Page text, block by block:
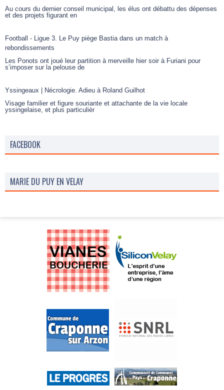
Au cours du dernier conseil municipal, les élus ont débattu des dépenses
et des projets figurant en
Football - Ligue 3. Le Puy piège Bastia dans un match à
rebondissements
Les Ponots ont joué leur partition à merveille hier soir à Furiani pour
s’imposer sur la pelouse de
Yssingeaux | Nécrologie. Adieu à Roland Guilhot
Visage familier et figure souriante et attachante de la vie locale
yssingelaise, et plus particulièr
FACEBOOK
MARIE DU PUY EN VELAY